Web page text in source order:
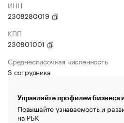
ИНН
2308280019
КПП
230801001
Среднесписочная численность
3 сотрудника
Управляйте профилем бизнеса
Повышайте узнаваемость и
на РБК